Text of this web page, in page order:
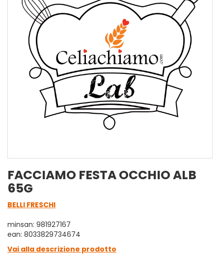
FACCIAMO FESTA OCCHIO ALB
65G
BELLI FRESCHI
minsan: 981927167
ean: 8033829734674
Vai alla descrizione prodotto